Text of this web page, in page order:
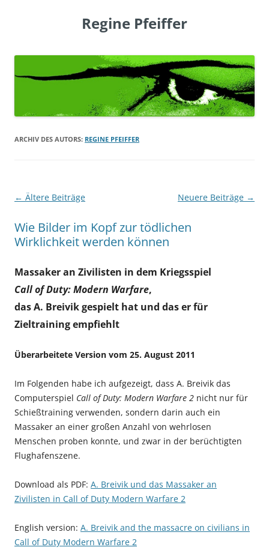
Regine Pfeiffer
ARCHIV DES AUTORS: REGINE PFEIFFER
Beitrags-
← Ältere Beiträge Neuere Beiträge →
Wie Bilder im Kopf zur tödlichen
Wirklichkeit werden können
Massaker an Zivilisten in dem Kriegsspiel
Call of Duty: Modern Warfare,
das A. Breivik gespielt hat und das er für
Zieltraining empfiehlt
Überarbeitete Version vom 25. August 2011
Im Folgenden habe ich aufgezeigt, dass A. Breivik das
Computerspiel Call of Duty: Modern Warfare 2 nicht nur für
Schießtraining verwenden, sondern darin auch ein
Massaker an einer großen Anzahl von wehrlosen
Menschen proben konnte, und zwar in der berüchtigten
Flughafenszene.
Download als PDF: A. Breivik und das Massaker an
Zivilisten in Call of Duty Modern Warfare 2
English version: A. Breivik and the massacre on civilians in
Call of Duty Modern Warfare 2